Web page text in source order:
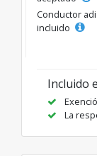
Conductor
incluido
Incluido
La